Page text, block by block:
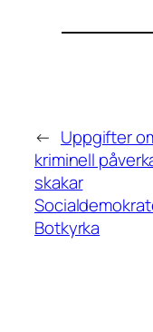
← Uppgifter
kriminell
skakar
Botkyrka